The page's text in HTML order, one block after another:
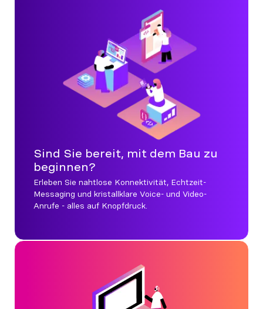
Sind Sie bereit, mit dem Bau zu
beginnen?
Erleben Sie nahtlose Konnektivität, Echtzeit-
Messaging und kristallklare Voice- und Video-
Anrufe - alles auf Knopfdruck.